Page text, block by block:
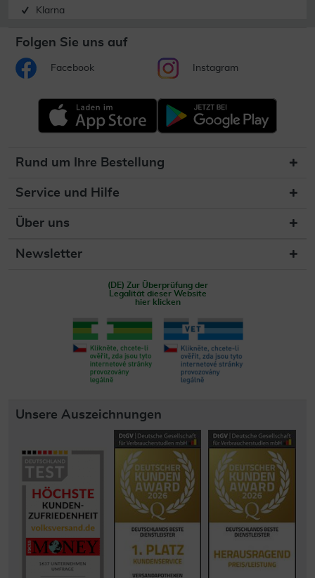
Klarna
Folgen Sie uns auf
Facebook Instagram
Rund um Ihre Bestellung
Service und Hilfe
Über uns
Newsletter
(DE) Zur Überprüfung der
Legalität dieser Website
hier klicken
Unsere Auszeichnungen